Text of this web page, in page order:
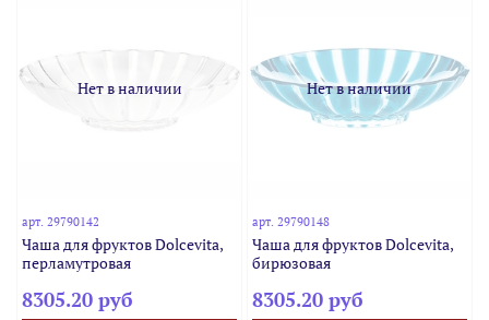
Нет в наличии
арт.29790142
Чаша для фруктов Dolcevita,
перламутровая
8305.20 руб
Нет в наличии
арт. 29790148
Чаша для фруктов Dolcevita,
бирюзовая
8305.20 руб